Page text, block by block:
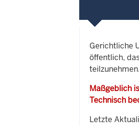
Gerichtliche
öffentlich,
Maßgeblich
Technisch
Letzte